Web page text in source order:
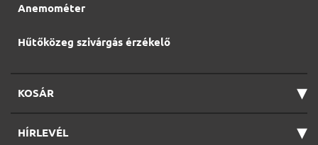
Anemométer
Hűtőközeg szivárgás érzékelő
KOSÁR ▾
HÍRLEVÉL ▾